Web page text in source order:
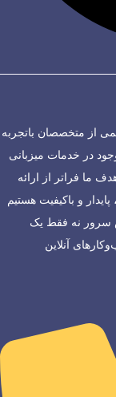
از متخصصان باتجربه
در خدمات میزبانی
ما فراتر از ارائه
و باکیفیت هستیم
سرور نه فقط یک
آنلاین